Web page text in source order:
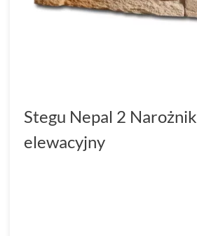
Stegu Nepal 2 Narożnik
elewacyjny